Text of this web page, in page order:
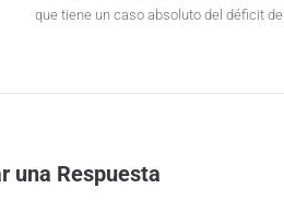
que tiene un caso absoluto del déficit
una Respuesta